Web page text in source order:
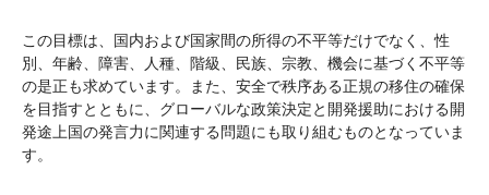
この目標は、国内および国家間の所得の不平等だけでなく、性
別、年齢、障害、人種、階級、民族、宗教、機会に基づく不平等
の是正も求めています。また、安全で秩序ある正規の移住の確保
を目指すとともに、グローバルな政策決定と開発援助における開
発途上国の発言力に関連する問題にも取り組むものとなっていま
す。